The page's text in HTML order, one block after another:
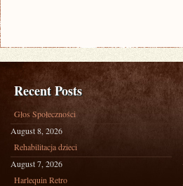
I
WYZWANIA
Recent Posts
Głos Społeczności
August 8, 2026
Rehabilitacja dzieci
August 7, 2026
Harlequin Retro